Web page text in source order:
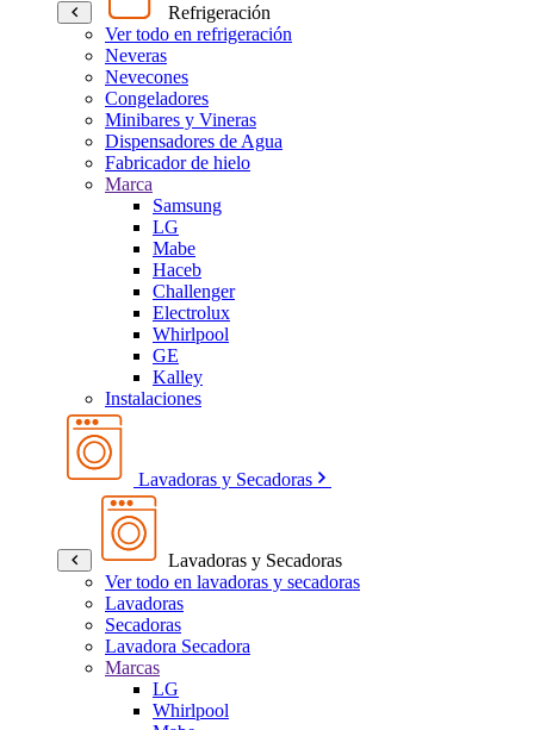
Refrigeración
Ver todo en refrigeración
Neveras
Nevecones
Congeladores
Minibares y Vineras
Dispensadores de Agua
Fabricador de hielo
Marca
Samsung
LG
Mabe
Haceb
Challenger
Electrolux
Whirlpool
GE
Kalley
Instalaciones
Lavadoras y Secadoras
Lavadoras y Secadoras
Ver todo en lavadoras y secadoras
Lavadoras
Secadoras
Lavadora Secadora
Marcas
LG
Whirlpool